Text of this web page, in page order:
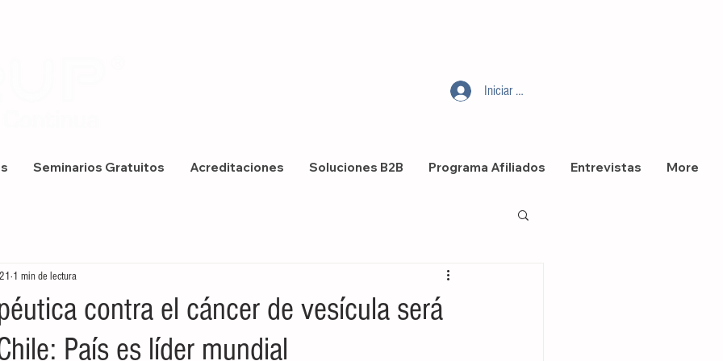
Iniciar sesión
Seminarios Gratuitos Acreditaciones Soluciones B2B Programa Afiliados Entrevistas More
contra el cáncer de vesícula será
País es líder mundial
1 min de lectura